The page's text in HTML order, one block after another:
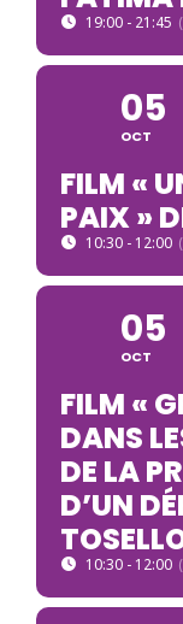
19:00 - 21:45
05
OCT
FILM «
PAIX »
10:30 - 12:00
05
OCT
FILM «
DANS
DE LA
D’UN
10:30 - 12:00